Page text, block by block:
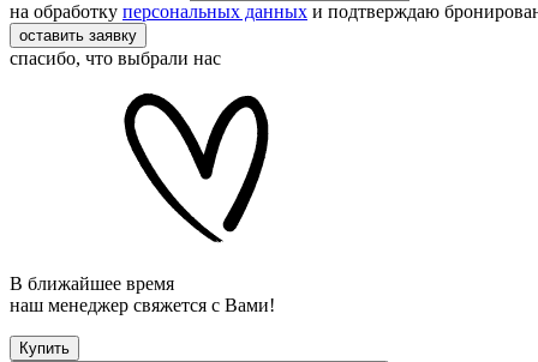
на обработку персональных данных и подтверждаю
оставить заявку
спасибо, что выбрали нас
В ближайшее время
наш менеджер свяжется с Вами!
Купить